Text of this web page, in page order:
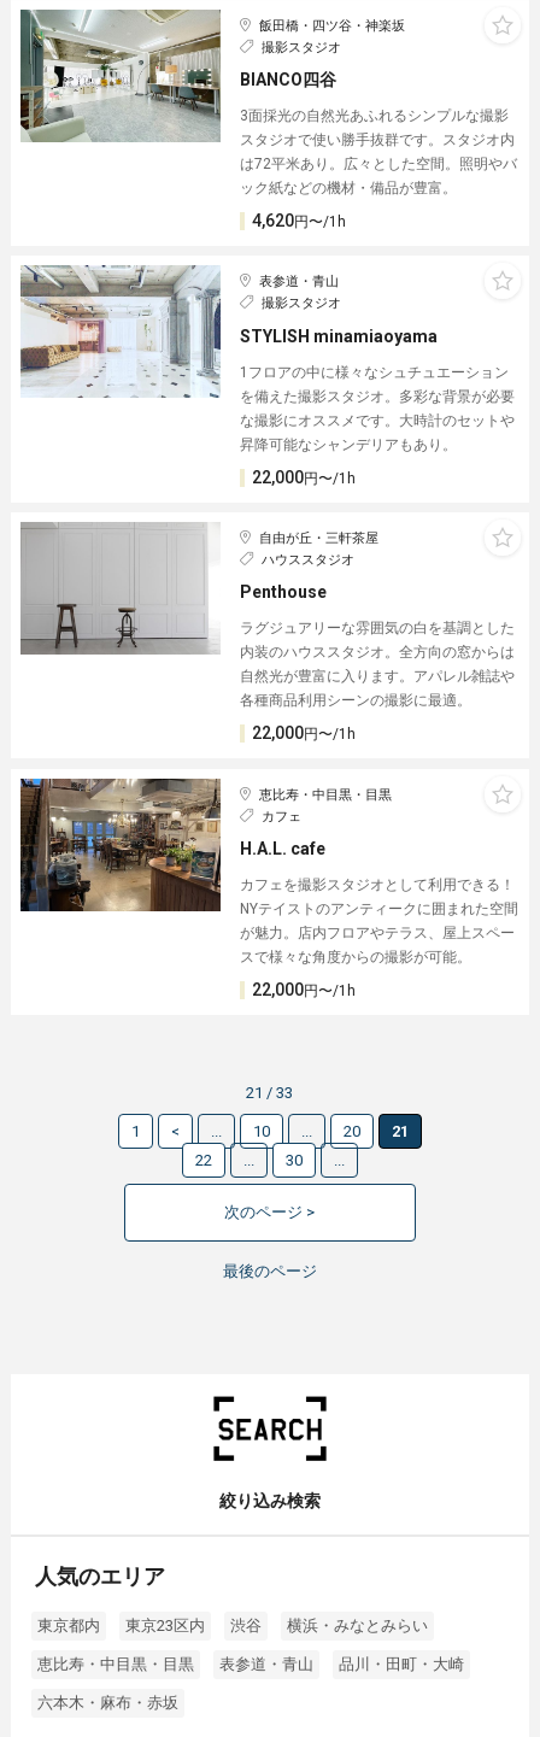
飯田橋・四ツ谷・神楽坂
撮影スタジオ
BIANCO四谷
3面採光の自然光あふれるシンプルな撮影
スタジオで使い勝手抜群です。スタジオ内
は72平米あり。広々とした空間。照明やバ
ック紙などの機材・備品が豊富。
4,620円〜/1h
表参道・青山
撮影スタジオ
STYLISH minamiaoyama
1フロアの中に様々なシュチュエーション
を備えた撮影スタジオ。多彩な背景が必要
な撮影にオススメです。大時計のセットや
昇降可能なシャンデリアもあり。
22,000円〜/1h
自由が丘・三軒茶屋
ハウススタジオ
Penthouse
ラグジュアリーな雰囲気の白を基調とした
内装のハウススタジオ。全方向の窓からは
自然光が豊富に入ります。アパレル雑誌や
各種商品利用シーンの撮影に最適。
22,000円〜/1h
恵比寿・中目黒・目黒
カフェ
H.A.L. cafe
カフェを撮影スタジオとして利用できる！
NYテイストのアンティークに囲まれた空間
が魅力。店内フロアやテラス、屋上スペー
スで様々な角度からの撮影が可能。
22,000円〜/1h
21 / 33
1 < 10 20
21
22
30
次のページ >
最後のページ
絞り込み検索
人気のエリア
東京都内 東京23区内 渋谷 横浜・みなとみらい
恵比寿・中目黒・目黒 表参道・青山 品川・田町・大崎
六本木・麻布・赤坂